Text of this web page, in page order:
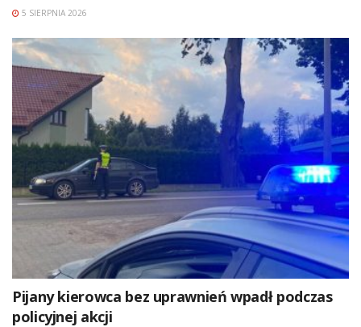
5 SIERPNIA 2026
Pijany kierowca bez uprawnień wpadł podczas
policyjnej akcji